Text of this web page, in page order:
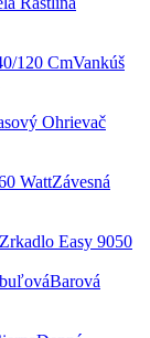
Vankúš
Ohrievač
Závesná
Easy 9050
Barová